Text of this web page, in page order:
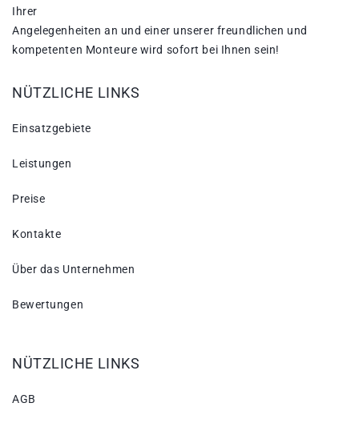
Ihrer
Angelegenheiten an und einer unserer freundlichen und
kompetenten Monteure wird sofort bei Ihnen sein!
NÜTZLICHE LINKS
Einsatzgebiete
Leistungen
Preise
Kontakte
Über das Unternehmen
Bewertungen
NÜTZLICHE LINKS
AGB